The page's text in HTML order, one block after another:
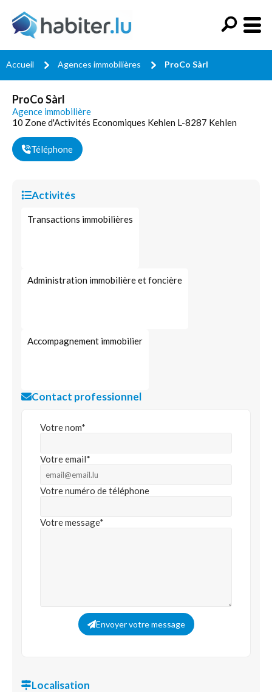
Accueil Agences immobilières ProCo Sàrl
ProCo Sàrl
Agence immobilière
10 Zone d'Activités Economiques Kehlen L-8287 Kehlen
Téléphone
Activités
Transactions immobilières
Administration immobilière et foncière
Accompagnement immobilier
Contact professionnel
Votre nom*
Votre email*
Votre numéro de téléphone
Votre message*
Envoyer votre message
Localisation